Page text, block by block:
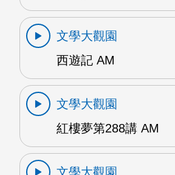
文學大觀園
西遊記 AM
文學大觀園
紅樓夢第288講 AM
文學大觀園